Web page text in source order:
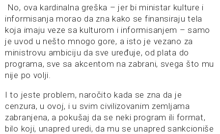
No, ova kardinalna greška – jer bi ministar kulture i
informisanja morao da zna kako se finansiraju tela
koja imaju veze sa kulturom i informisanjem – samo
je uvod u nešto mnogo gore, a isto je vezano za
ministrovu ambiciju da sve uređuje, od plata do
programa, sve sa akcentom na zabrani, svega što mu
nije po volji.
I to jeste problem, naročito kada se zna da je
cenzura, u ovoj, i u svim civilizovanim zemljama
zabranjena, a pokušaj da se neki program ili format,
bilo koji, unapred uredi, da mu se unapred sankcioniše